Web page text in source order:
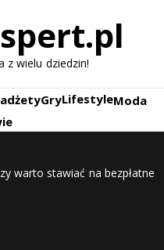
z wielu dziedzin!
GryLifestyleModa
warto stawiać na bezpłatne